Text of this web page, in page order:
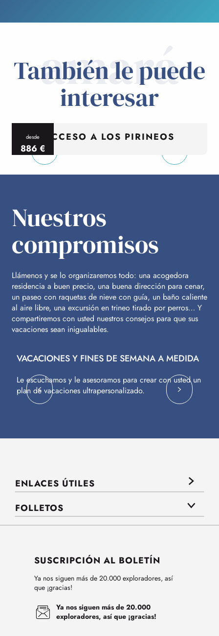
amará
También le puede
interesar
desde
886€
por persona
ACCESO A LOS PIRINEOS
Nuestros
compromisos
Llámenos y se lo organizaremos todo: una acogedora
residencia a buen precio, una buena dirección para cenar,
un paseo con raquetas de nieve con guía, un baño caliente
al aire libre, una excursión en trineo tirado por perros… Y
compartiremos con usted nuestros consejos para que sus
vacaciones sean inigualables.
VACACIONES Y FINES DE SEMANA A MEDIDA
Le escuchamos y le asesoramos para crear con usted un
plan de vacaciones ultrapersonalizado.
ENLACES ÚTILES
FOLLETOS
SUSCRIPCIÓN AL BOLETÍN
Ya nos siguen más de 20.000 exploradores, así
que ¡gracias!
Ya nos siguen más de 20.000
exploradores, así que ¡gracias!